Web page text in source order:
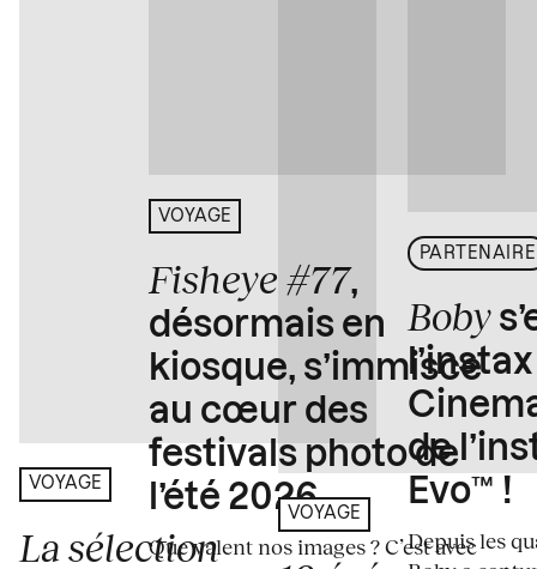
VOYAGE
La sélection
VOYAGE
Fisheye #77,
désormais en
kiosque, s’immisce
au cœur des
festivals photo de
l’été 2026
Que valent nos images ? C’est avec
VOYAGE
PARTENAIRE
Boby
de
Evo™ !
Depuis les